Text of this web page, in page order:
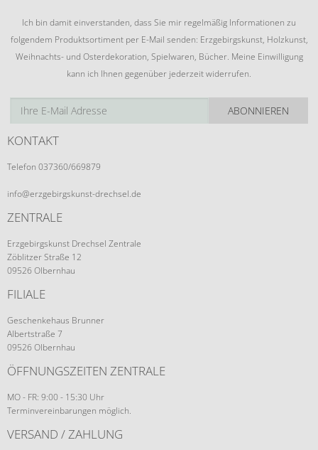
Ich bin damit einverstanden, dass Sie mir regelmäßig Informationen zu
folgendem Produktsortiment per E-Mail senden: Erzgebirgskunst, Holzkunst,
Weihnachts- und Osterdekoration, Spielwaren, Bücher. Meine Einwilligung
kann ich Ihnen gegenüber jederzeit widerrufen.
ABONNIEREN
KONTAKT
Telefon 037360/669879
info@erzgebirgskunst-drechsel.de
ZENTRALE
Erzgebirgskunst Drechsel Zentrale
Zöblitzer Straße 12
09526 Olbernhau
FILIALE
Geschenkehaus Brunner
Albertstraße 7
09526 Olbernhau
ÖFFNUNGSZEITEN ZENTRALE
MO - FR: 9:00 - 15:30 Uhr
Terminvereinbarungen möglich.
VERSAND / ZAHLUNG